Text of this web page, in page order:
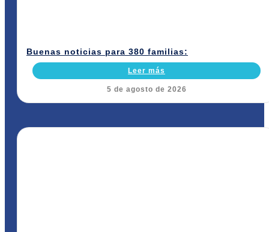
Buenas noticias para 380 familias:
Leer más
5 de agosto de 2026